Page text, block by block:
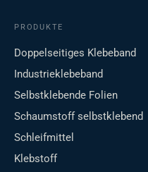
PRODUKTE
Doppelseitiges Klebeband
Industrieklebeband
Selbstklebende Folien
Schaumstoff selbstklebend
Schleifmittel
Klebstoff